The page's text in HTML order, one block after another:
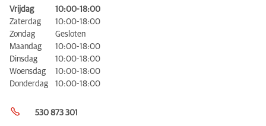
Vrijdag
10:00-18:00
Zaterdag
10:00-18:00
Zondag
Gesloten
Maandag
10:00-18:00
Dinsdag
10:00-18:00
Woensdag
10:00-18:00
Donderdag
10:00-18:00
530 873 301